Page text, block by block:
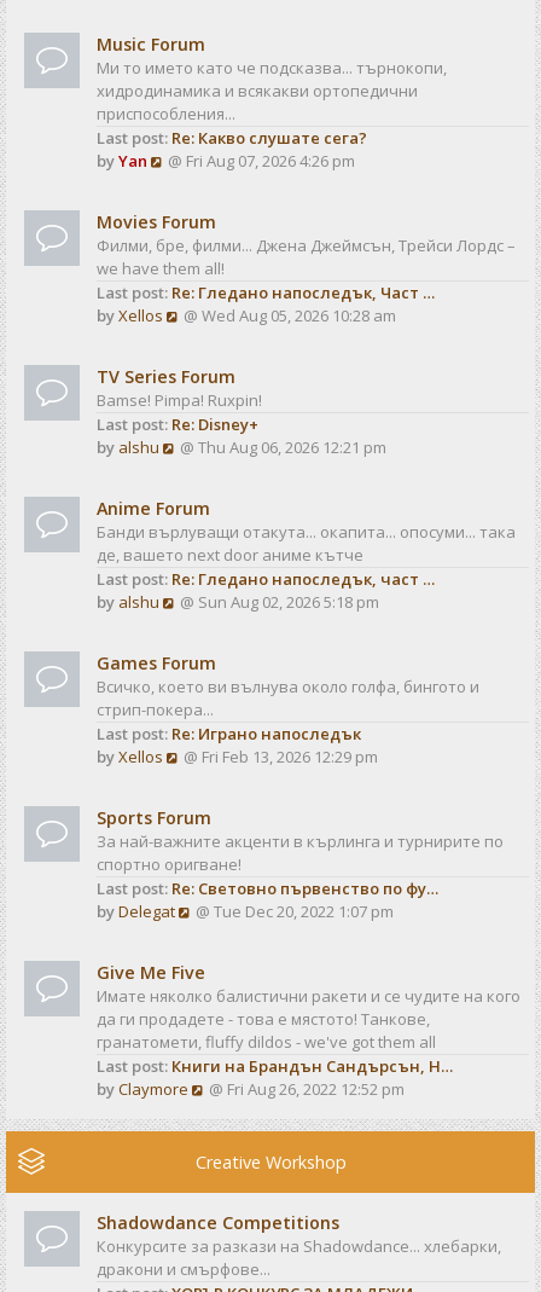
s
t
p
o
s
t
w
t
h
e
l
a
s
t
p
o
s
Music Forum
Ми то името като че подсказва... търнокопи,
хидродинамика и всякакви ортопедични
приспособления...
Last post: Re: Какво слушате сега?
byYan
V
w
t
h
e
e
s
t
p
s
@ Fri Aug 07, 2026 4:26 pm
Movies Forum
Филми, бре, филми... Джена Джеймсън, Трейси Лордс –
we have them all!
Last post: Re: Гледано напоследък, Част …
byXellos
V
w
t
h
e
e
s
t
p
s
t
@ Wed Aug 05, 2026 10:28 am
TV Series Forum
Bamse! Pimpa! Ruxpin!
Last post: Re: Disney+
by alshu
V
w
t
h
e
e
s
t
p
o
t
@ Thu Aug 06, 2026 12:21 pm
Anime Forum
Банди върлуващи отакута... окапита... опосуми... така
де, вашето next door аниме кътче
Last post: Re: Гледано напоследък, част …
by alshu
V
w
t
h
e
l
e
s
t
p
o
t
@ Sun Aug 02, 2026 5:18 pm
Games Forum
Всичко, което ви вълнува около голфа, бингото и
стрип-покера...
Last post: Re: Играно напоследък
byXellos
V
w
t
h
e
l
t
e
s
t
p
o
s
t
@ Fri Feb 13, 2026 12:29 pm
Sports Forum
За най-важните акценти в кърлинга и турнирите по
спортно оригване!
Last post: Re: Световно първенство по фу…
byDelegat
V
w
t
h
e
l
a
t
s
o
s
t
@ Tue Dec 20, 2022 1:07 pm
Give Me Five
Имате няколко балистични ракети и се чудите на кого
да ги продадете - това е мястото! Танкове,
гранатомети, fluffy dildos - we've got them all
Last post: Книги на Брандън Сандърсън, Н…
byClaymore
V
e
w
e
l
a
@ Fri Aug 26, 2022 12:52 pm
Creative Workshop
Shadowdance Competitions
Конкурсите за разкази на Shadowdance... хлебарки,
дракони и смърфове...